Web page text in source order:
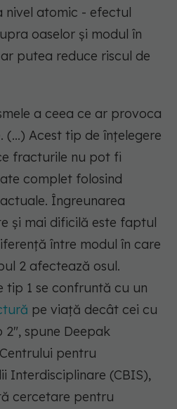
nivel atomic - efectul
oaselor și modul în
putea reduce riscul de
a ceea ce ar provoca
Acest tip de înțelegere
fracturile nu pot fi
complet folosind
Îngreunarea
și mai dificilă este faptul
între modul în care
2 afectează osul.
tip 1 se confruntă cu un
pe viață decât cei cu
2", spune Deepak
pentru
Interdisciplinare (CBIS),
cercetare pentru